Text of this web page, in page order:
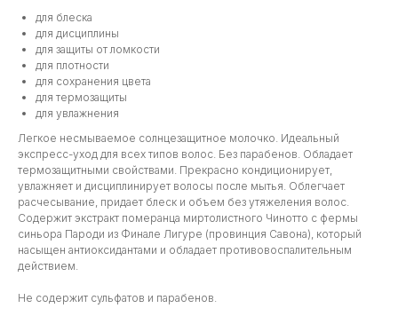
для блеска
для дисциплины
для защиты от ломкости
для плотности
для сохранения цвета
для термозащиты
для увлажнения
Легкое несмываемое солнцезащитное молочко. Идеальный
экспресс-уход для всех типов волос. Без парабенов. Oбладает
термозащитными свойствами. Прекрасно кондиционирует,
увлажняет и дисциплинирует волосы после мытья. Облегчает
расчесывание, придает блеск и объем без утяжеления волос.
Содержит экстракт померанца миртолистного Чинотто с фермы
синьора Пароди из Финале Лигуре (провинция Савона), который
насыщен антиоксидантами и обладает противовоспалительным
действием.
Не содержит сульфатов и парабенов.